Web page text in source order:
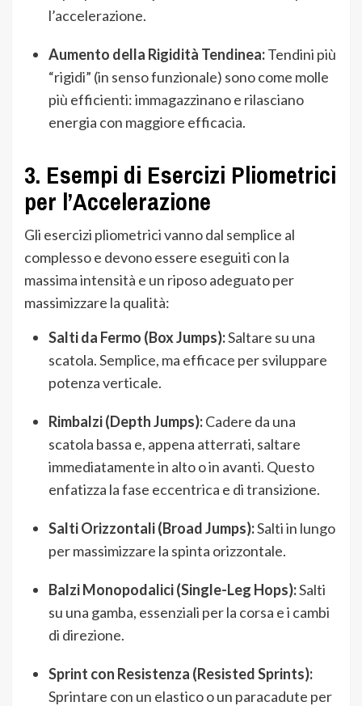
l’accelerazione.
Aumento della Rigidità Tendinea:Tendini più
“rigidi” (in senso funzionale) sono come molle
più efficienti: immagazzinano e rilasciano
energia con maggiore efficacia.
3. Esempi di Esercizi Pliometrici
per l’Accelerazione
Gli esercizi pliometrici vanno dal semplice al
complesso e devono essere eseguiti con la
massima intensità e un riposo adeguato per
massimizzare la qualità:
Salti da Fermo (Box Jumps):Saltare su una
scatola. Semplice, ma efficace per sviluppare
potenza verticale.
Rimbalzi (Depth Jumps):Cadere da una
scatola bassa e, appena atterrati, saltare
immediatamente in alto o in avanti. Questo
enfatizza la fase eccentrica e di transizione.
Salti Orizzontali (Broad Jumps):Salti in lungo
per massimizzare la spinta orizzontale.
Balzi Monopodalici (Single-Leg Hops):Salti
su una gamba, essenziali per la corsa e i cambi
di direzione.
Sprint con Resistenza (Resisted Sprints):
Sprintare con un elastico o un paracadute per